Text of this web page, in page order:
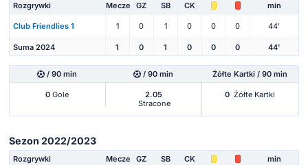
Rozgrywki Mecze GZ SB CK min
Club Friendlies 1 1 0 1 0 0 0 44'
Suma 2024 1 0 1 0 0 0 44'
/ 90 min / 90 min Żółte Kartki / 90 min
0 Gole
2.05
Stracone
0 Żółte Kartki
Sezon 2022/2023
Rozgrywki Mecze GZ SB CK min